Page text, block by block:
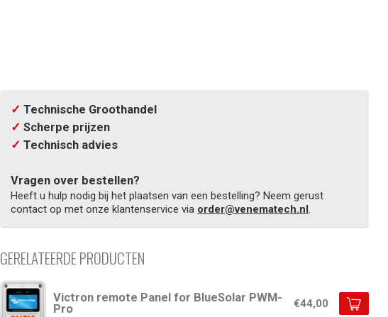
✓ Technische Groothandel
✓ Scherpe prijzen
✓ Technisch advies
Vragen over bestellen?
Heeft u hulp nodig bij het plaatsen van een bestelling? Neem gerust
contact op met onze klantenservice via order@venematech.nl.
GERELATEERDE PRODUCTEN
Victron remote Panel for BlueSolar PWM-
Pro
€44,00